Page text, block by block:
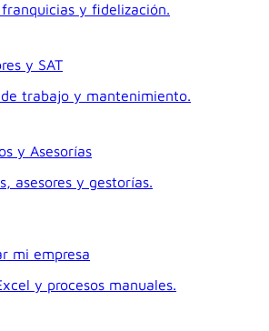
y fidelización.
y SAT
de trabajo y mantenimiento.
y Asesorías
asesores y gestorías.
mi empresa
y procesos manuales.